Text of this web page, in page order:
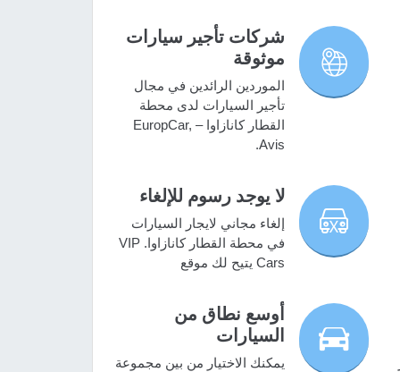
شركات تأجير سيارات
موثوقة
الموردين الرائدين في مجال
تأجير السيارات لدى محطة
القطار كانازاوا – EuropCar,
Avis.
لا يوجد رسوم للإلغاء
إلغاء مجاني لايجار السيارات
في محطة القطار كانازاوا. VIP
Cars يتيح لك موقع
أوسع نطاق من
السيارات
يمكنك الاختيار من بين مجموعة